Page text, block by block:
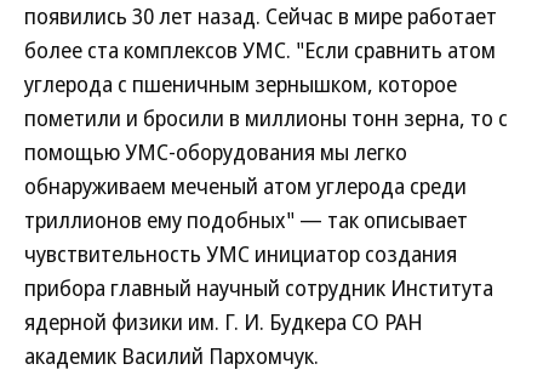
появились 30 лет назад. Сейчас в мире работает
более ста комплексов УМС. "Если сравнить атом
углерода с пшеничным зернышком, которое
пометили и бросили в миллионы тонн зерна, то с
помощью УМС-оборудования мы легко
обнаруживаем меченый атом углерода среди
триллионов ему подобных" — так описывает
чувствительность УМС инициатор создания
прибора главный научный сотрудник Института
ядерной физики им. Г. И. Будкера СО РАН
академик Василий Пархомчук.